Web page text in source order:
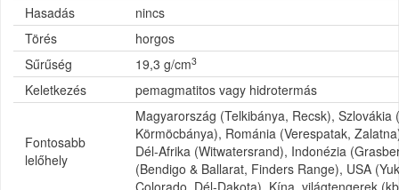
Hasadás
nincs
Törés
horgos
Sűrűség
19,3 g/cm3
Keletkezés pemagmatitos vagy hidrotermás
Fontosabb
lelőhely
Magyarország (Telkibánya, Recsk), Szlovákia
Körmöcbánya), Románia (Verespatak,
Dél-Afrika (Witwatersrand), Indonézia
(Bendigo & Ballarat, Finders Range), USA
Colorado, Dél-Dakota), Kína, világtengerek